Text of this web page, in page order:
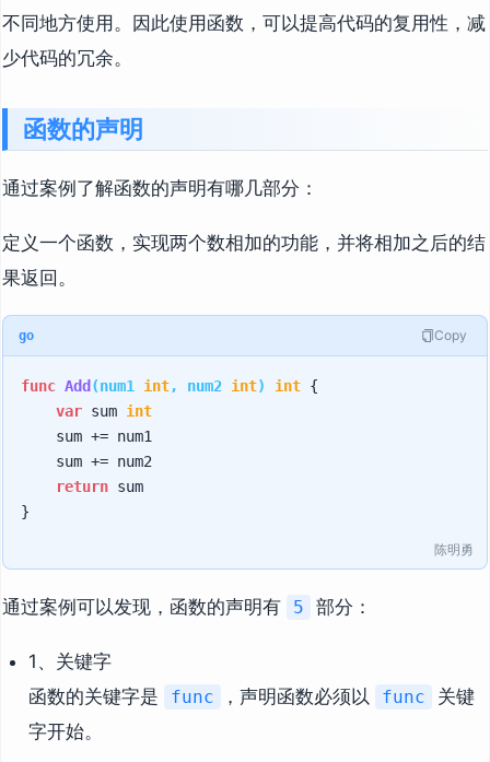
不同地方使用。因此使用函数，可以提高代码的复用性，减
少代码的冗余。
函数的声明
通过案例了解函数的声明有哪几部分：
定义一个函数，实现两个数相加的功能，并将相加之后的结
果返回。
go Copy
func Add (num1 int, num2 int) int {
var sum int
    sum += num1
    sum += num2
return sum
陈明勇
通过案例可以发现，函数的声明有 5 部分：
1、关键字
函数的关键字是
func ，声明函数必须以 func
关键
字开始。